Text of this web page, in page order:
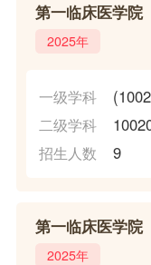
第一临床医学院
2025年
一级学科
二级学科
招生人数 9
第一临床医学院
2025年